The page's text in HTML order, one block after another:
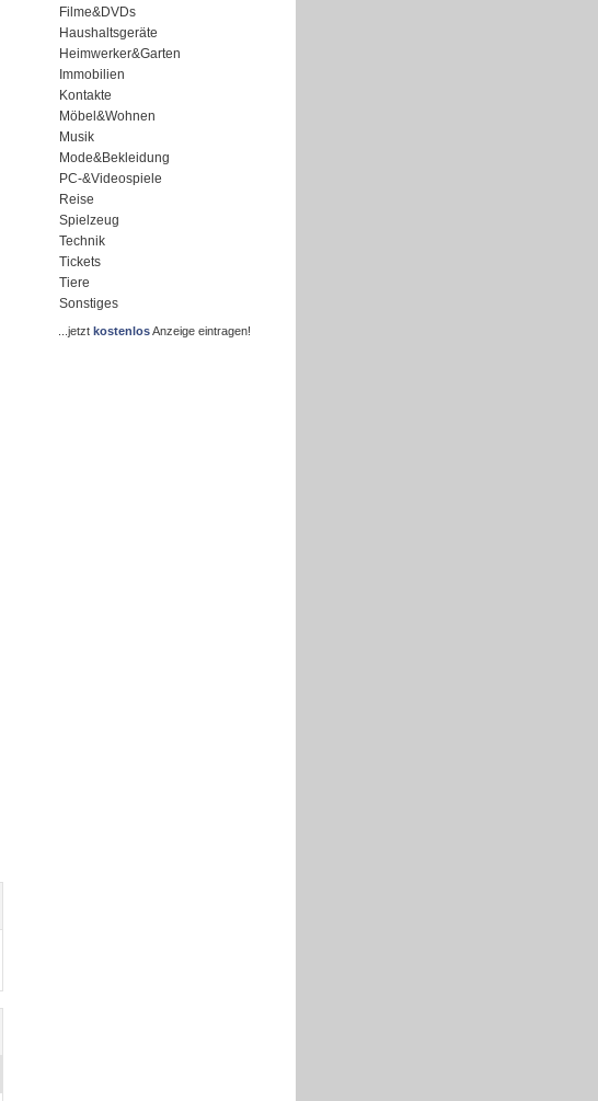
Filme&DVDs
Haushaltsgeräte
Heimwerker&Garten
Immobilien
Kontakte
Möbel&Wohnen
Musik
Mode&Bekleidung
PC-&Videospiele
Reise
Spielzeug
Technik
Tickets
Tiere
Sonstiges
...jetzt kostenlosAnzeige eintragen!